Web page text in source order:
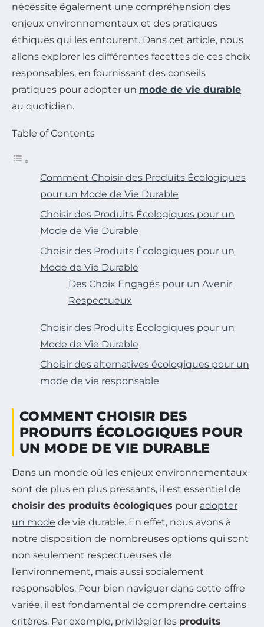
nécessite également une compréhension des
enjeux environnementaux et des pratiques
éthiques qui les entourent. Dans cet article, nous
allons explorer les différentes facettes de ces choix
responsables, en fournissant des conseils
pratiques pour adopter un mode de vie durable
au quotidien.
Table of Contents
Comment Choisir des Produits Écologiques
pour un Mode de Vie Durable
Choisir des Produits Écologiques pour un
Mode de Vie Durable
Choisir des Produits Écologiques pour un
Mode de Vie Durable
Des Choix Engagés pour un Avenir
Respectueux
Choisir des Produits Écologiques pour un
Mode de Vie Durable
Choisir des alternatives écologiques pour un
mode de vie responsable
COMMENT CHOISIR DES
PRODUITS ÉCOLOGIQUES POUR
UN MODE DE VIE DURABLE
Dans un monde où les enjeux environnementaux
sont de plus en plus pressants, il est essentiel de
choisir des produits écologiques pour adopter
un mode de vie durable. En effet, nous avons à
notre disposition de nombreuses options qui sont
non seulement respectueuses de
l’environnement, mais aussi socialement
responsables. Pour bien naviguer dans cette offre
variée, il est fondamental de comprendre certains
critères. Par exemple, privilégier les produits